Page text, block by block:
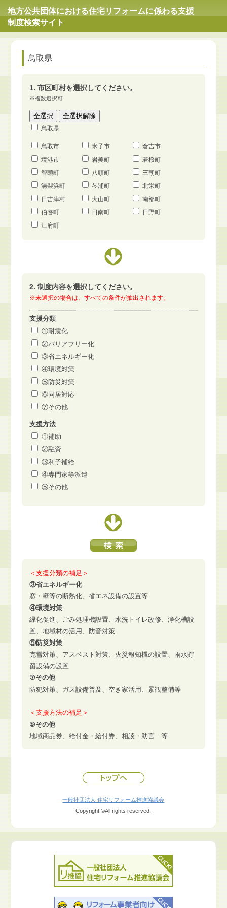
地方公共団体における住宅リフォームに係わる支援
制度検索サイト
鳥取県
1. 市区町村を選択してください。
※複数選択可
鳥取県
鳥取市 米子市
倉吉市
境港市
岩美町
若桜町
智頭町
八頭町
三朝町
湯梨浜町
琴浦町
北栄町
日吉津村
大山町
南部町
伯耆町
日南町
日野町
江府町
2. 制度内容を選択してください。
※未選択の場合は、すべての条件が抽出されます。
支援分類
①耐震化
②バリアフリー化
③省エネルギー化
④環境対策
⑤防災対策
⑥同居対応
⑦その他
支援方法
①補助
②融資
③利子補給
④専門家等派遣
⑤その他
＜支援分類の補足＞
③省エネルギー化
窓・壁等の断熱化、省エネ設備の設置等
④環境対策
緑化促進、ごみ処理機設置、水洗トイレ改修、浄化槽設
置、地域材の活用、防音対策
⑤防災対策
克雪対策、アスベスト対策、火災報知機の設置、雨水貯
留設備の設置
⑦その他
防犯対策、ガス設備普及、空き家活用、景観整備等
＜支援方法の補足＞
⑤その他
地域商品券、給付金・給付券、相談・助言 等
一般社団法人 住宅リフォーム推進協議会
Copyright ©All rights reserved.